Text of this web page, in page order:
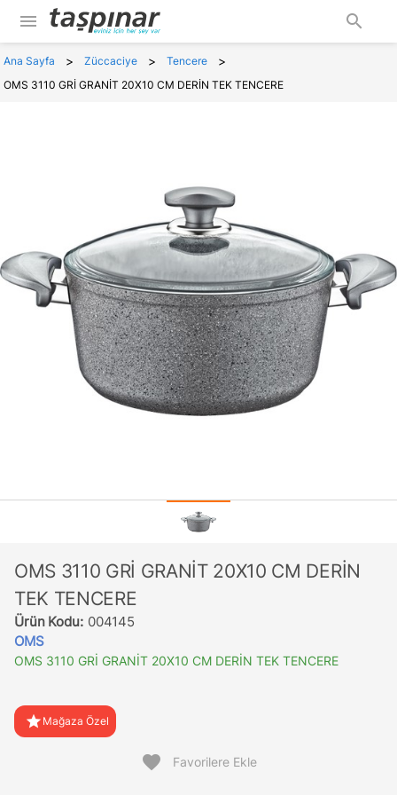
menu search
Ana Sayfa > Züccaciye > Tencere >
OMS 3110 GRİ GRANİT 20X10 CM DERİN TEK TENCERE
OMS 3110 GRİ GRANİT 20X10 CM DERİN
TEK TENCERE
Ürün Kodu: 004145
OMS
OMS 3110 GRİ GRANİT 20X10 CM DERİN TEK TENCERE
star Mağaza Özel
favorite Favorilere Ekle